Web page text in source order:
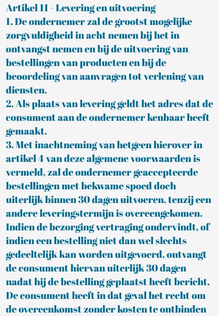
Artikel 11 - Levering en uitvoering
1. De ondernemer zal de grootst mogelijke
zorgvuldigheid in acht nemen bij het in
ontvangst nemen en bij de uitvoering van
bestellingen van producten en bij de
beoordeling van aanvragen tot verlening van
diensten.
2. Als plaats van levering geldt het adres dat de
consument aan de ondernemer kenbaar heeft
gemaakt.
3. Met inachtneming van hetgeen hierover in
artikel 4 van deze algemene voorwaarden is
vermeld, zal de ondernemer geaccepteerde
bestellingen met bekwame spoed doch
uiterlijk binnen 30 dagen uitvoeren, tenzij een
andere leveringstermijn is overeengekomen.
Indien de bezorging vertraging ondervindt, of
indien een bestelling niet dan wel slechts
gedeeltelijk kan worden uitgevoerd, ontvangt
de consument hiervan uiterlijk 30 dagen
nadat hij de bestelling geplaatst heeft bericht.
De consument heeft in dat geval het recht om
de overeenkomst zonder kosten te ontbinden